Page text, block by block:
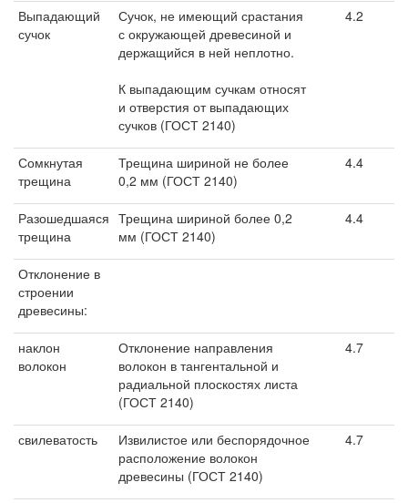
Выпадающий
сучок
Сучок, не имеющий срастания
с окружающей древесиной и
держащийся в ней неплотно.
К выпадающим сучкам относят
и отверстия от выпадающих
сучков (ГОСТ 2140)
4.2
Сомкнутая
трещина
Трещина шириной не более
0,2 мм (ГОСТ 2140)
4.4
Разошедшаяся
трещина
Трещина шириной более 0,2
мм (ГОСТ 2140)
4.4
Отклонение в
строении
древесины:
наклон
волокон
Отклонение направления
волокон в тангентальной и
радиальной плоскостях листа
(ГОСТ 2140)
4.7
свилеватость
Извилистое или беспорядочное
расположение волокон
древесины (ГОСТ 2140)
4.7